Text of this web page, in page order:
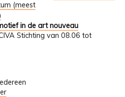
(meest
in de art nouveau
Stichting van 08.06 tot